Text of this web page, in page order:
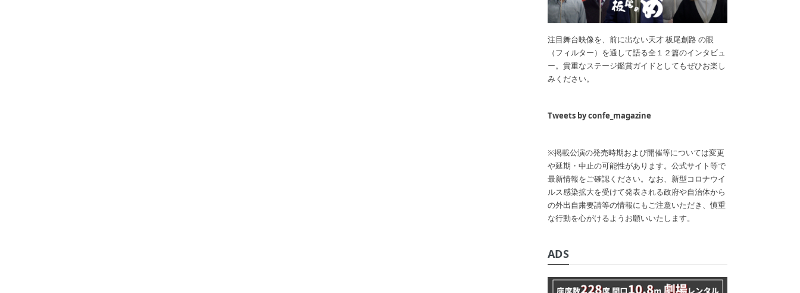
注目舞台映像を、前に出ない天才 板尾創路 の眼
（フィルター）を通して語る全１２篇のインタビュ
ー。貴重なステージ鑑賞ガイドとしてもぜひお楽し
みください。
Tweets by confe_magazine
※掲載公演の発売時期および開催等については変更
や延期・中止の可能性があります。公式サイト等で
最新情報をご確認ください。なお、新型コロナウイ
ルス感染拡大を受けて発表される政府や自治体から
の外出自粛要請等の情報にもご注意いただき、慎重
な行動を心がけるようお願いいたします。
ADS